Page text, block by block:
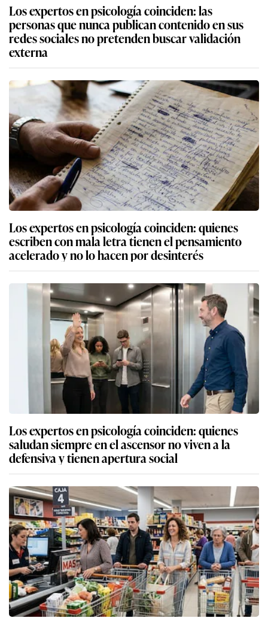
Los expertos en psicología coinciden: las
personas que nunca publican contenido en sus
redes sociales no pretenden buscar validación
externa
Los expertos en psicología coinciden: quienes
escriben con mala letra tienen el pensamiento
acelerado y no lo hacen por desinterés
Los expertos en psicología coinciden: quienes
saludan siempre en el ascensor no viven a la
defensiva y tienen apertura social